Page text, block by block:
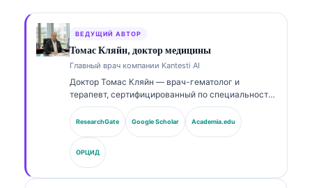
ВЕДУЩИЙ АВТОР
Томас Кляйн, доктор медицины
Главный врач компании Kantesti AI
Доктор Томас Кляйн — врач-гематолог и
терапевт, сертифицированный по специальности,
с более чем 15-летним опытом работы в
лабораторной медицине и клиническом анализе с
помощью ИИ. В качестве главного медицинского
директора в Kantesti AI он осуществляет
клинический надзор за медицинской точностью
запатентованной нейросети. Доктор Кляйн
публиковался по вопросам интерпретации
ResearchGate Google Scholar Academia.edu
ОРЦИД